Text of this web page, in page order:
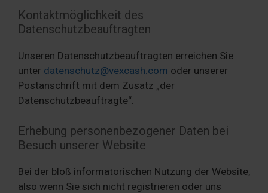
Kontaktmöglichkeit des
Datenschutzbeauftragten
Unseren Datenschutzbeauftragten erreichen Sie
unter datenschutz@vexcash.com oder unserer
Postanschrift mit dem Zusatz „der
Datenschutzbeauftragte“.
Erhebung personenbezogener Daten bei
Besuch unserer Website
Bei der bloß informatorischen Nutzung der Website,
also wenn Sie sich nicht registrieren oder uns